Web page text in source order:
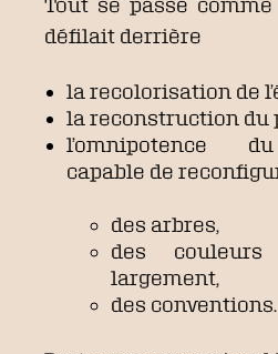
défilait derrière
la recolorisation de
la reconstruction du
l’omnipotence
capable de
des arbres,
des
largement,
des conventions.